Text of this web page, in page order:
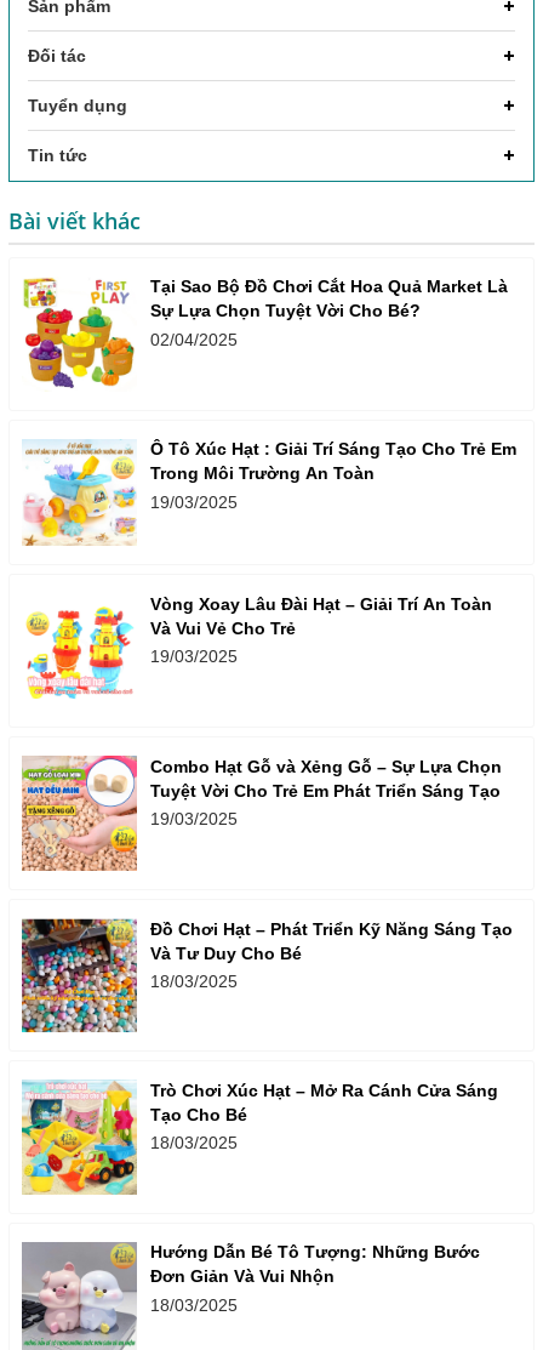
Sản phẩm
Đối tác
Tuyển dụng
Tin tức
Bài viết khác
Tại Sao Bộ Đồ Chơi Cắt Hoa Quả Market Là
Sự Lựa Chọn Tuyệt Vời Cho Bé?
02/04/2025
Ô Tô Xúc Hạt : Giải Trí Sáng Tạo Cho Trẻ Em
Trong Môi Trường An Toàn
19/03/2025
Vòng Xoay Lâu Đài Hạt – Giải Trí An Toàn
Và Vui Vẻ Cho Trẻ
19/03/2025
Combo Hạt Gỗ và Xẻng Gỗ – Sự Lựa Chọn
Tuyệt Vời Cho Trẻ Em Phát Triển Sáng Tạo
19/03/2025
Đồ Chơi Hạt – Phát Triển Kỹ Năng Sáng Tạo
Và Tư Duy Cho Bé
18/03/2025
Trò Chơi Xúc Hạt – Mở Ra Cánh Cửa Sáng
Tạo Cho Bé
18/03/2025
Hướng Dẫn Bé Tô Tượng: Những Bước
Đơn Giản Và Vui Nhộn
18/03/2025